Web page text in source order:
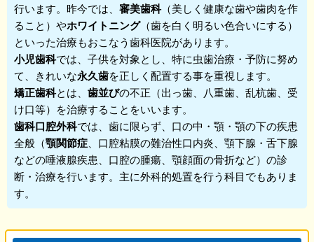
行います。昨今では、 審美歯科（美しく健康な歯や歯肉を作
ること）やホワイトニング（歯を白く明るい色合いにする）
といった治療もおこなう歯科医院があります。
小児歯科では、子供を対象とし、特に虫歯治療・予防に努め
て、きれいな永久歯を正しく配置する事を重視します。
矯正歯科とは、 歯並びの不正（出っ歯、八重歯、乱杭歯、受
け口等）を治療することをいいます。
歯科口腔外科では、歯に限らず、口の中・顎・顎の下の疾患
全般（顎関節症 、口腔粘膜の難治性口内炎、顎下腺・舌下腺
などの唾液腺疾患、口腔の腫瘍、顎顔面の骨折など）の診
断・治療を行います。主に外科的処置を行う科目でもありま
す。